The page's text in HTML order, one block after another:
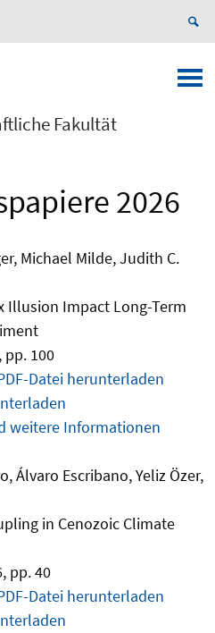
Fakultät
2026
Michael Milde, Judith C.
Illusion Impact Long-Term
pp. 100
Datei herunterladen
weitere Informationen
Álvaro Escribano, Yeliz Özer,
in Cenozoic Climate
pp. 40
Datei herunterladen